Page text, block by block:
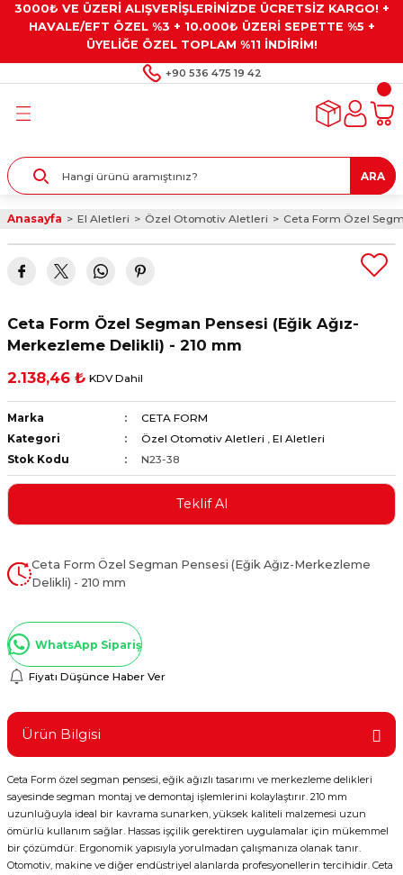
3000₺ VE ÜZERİ ALIŞVERİŞLERİNİZDE ÜCRETSİZ KARGO! +
HAVALE/EFT ÖZEL %3 + 10.000₺ ÜZERİ SEPETTE %5 +
ÜYELİĞE ÖZEL TOPLAM %11 İNDİRİM!
+90 536 475 19 42
Geri Dön
Geri Dön
Geri Dön
Gresler
Geri Dön
Alet Setleri
ve Multimetreler
ve Penseler
Geri Dön
Taşları ve
ARA
Anasayfa El Aletleri Özel Otomotiv Aletleri Ceta Form Özel
Ceta Form Özel Segman Pensesi (Eğik Ağız-
Merkezleme Delikli) - 210 mm
2.138,46 ₺ KDV Dahil
Marka
CETA FORM
Kategori
Özel Otomotiv Aletleri , El Aletleri
Stok Kodu
N23-38
Teklif Al
Ceta Form Özel Segman Pensesi (Eğik Ağız-Merkezleme
Delikli) - 210 mm
WhatsApp Sipariş
Fiyatı Düşünce Haber Ver
Ürün Bilgisi
Ceta Form özel segman pensesi, eğik ağızlı tasarımı ve merkezleme delikleri
sayesinde segman montaj ve demontaj işlemlerini kolaylaştırır. 210 mm
uzunluğuyla ideal bir kavrama sunarken, yüksek kaliteli malzemesi uzun
ömürlü kullanım sağlar. Hassas işçilik gerektiren uygulamalar için mükemmel
bir çözümdür. Ergonomik yapısıyla yorulmadan çalışmanıza olanak tanır.
Otomotiv, makine ve diğer endüstriyel alanlarda profesyonellerin tercihidir. Ceta